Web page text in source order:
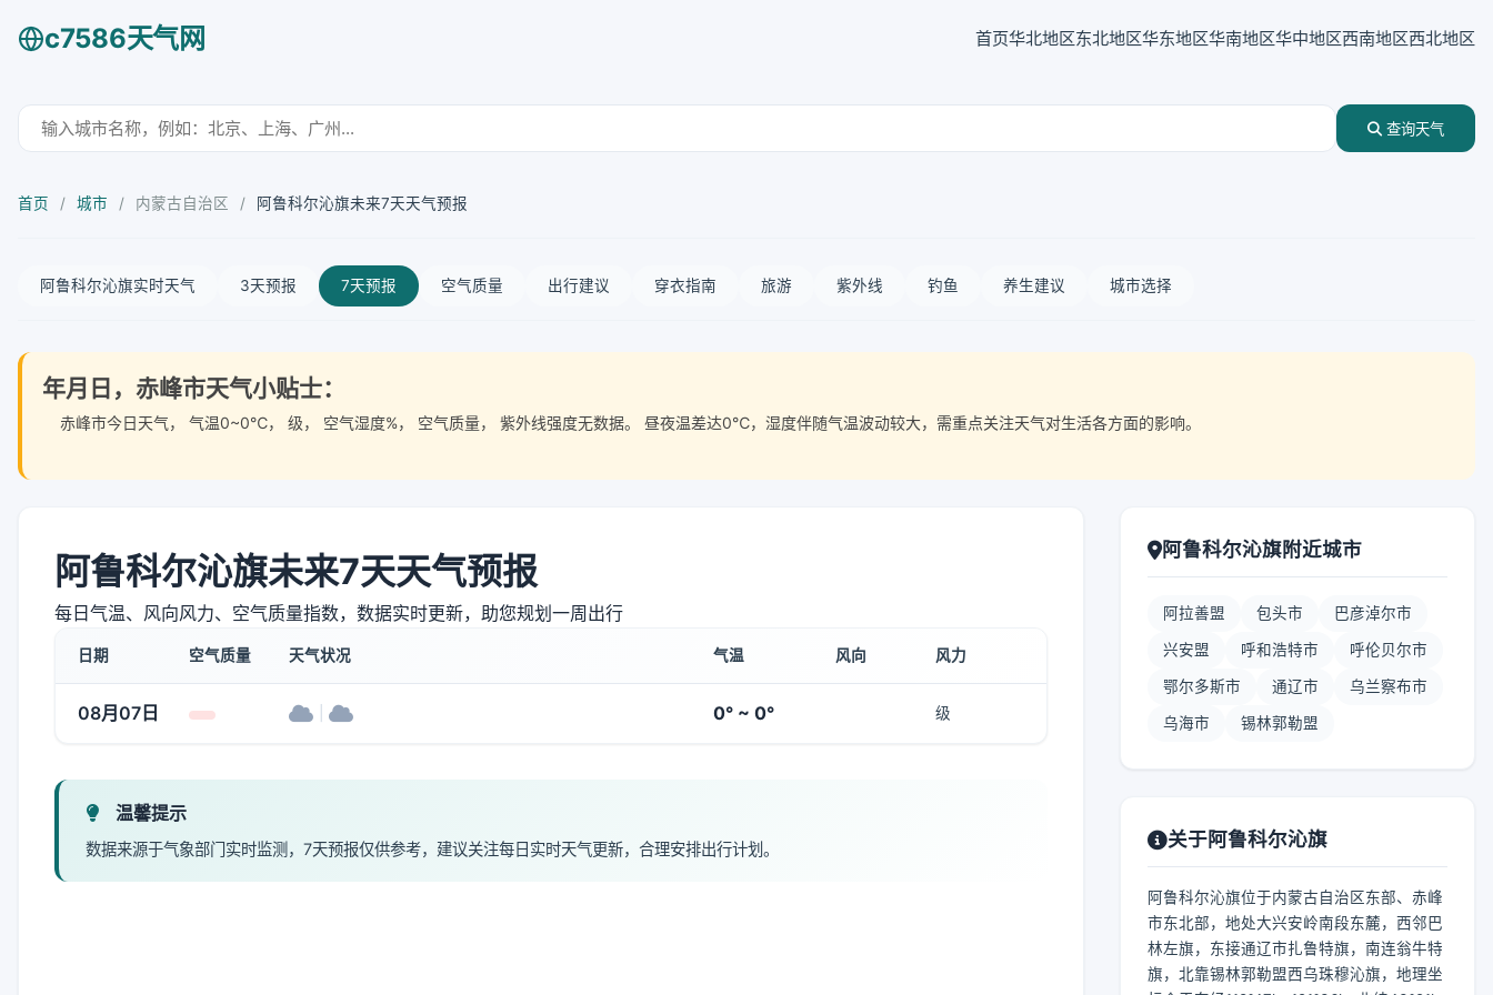
c7586天气网 首页华北地区东北地区华东地区华南地区华中地区西南地区西北地区
查询天气
首页 / 城市 / 内蒙古自治区 / 阿鲁科尔沁旗未来7天天气预报
阿鲁科尔沁旗实时天气 3天预报 7天预报 空气质量 出行建议 穿衣指南 旅游 紫外线 钓鱼 养生建议 城市选择
年月日，赤峰市天气小贴士：
赤峰市今日天气， 气温0~0℃， 级， 空气湿度%， 空气质量， 紫外线强度无数据。 昼夜温差达0℃，湿度伴随气温波动较大，需重点关注天气对生活各方面的影响。
阿鲁科尔沁旗未来7天天气预报
每日气温、风向风力、空气质量指数，数据实时更新，助您规划一周出行
日期 空气质量 天气状况 气温 风向 风力
08月07日 0° ~ 0° 级
温馨提示
数据来源于气象部门实时监测，7天预报仅供参考，建议关注每日实时天气更新，合理安排出行计划。
阿鲁科尔沁旗附近城市
阿拉善盟 包头市 巴彦淖尔市
兴安盟 呼和浩特市 呼伦贝尔市
鄂尔多斯市 通辽市 乌兰察布市
乌海市 锡林郭勒盟
关于阿鲁科尔沁旗
阿鲁科尔沁旗位于内蒙古自治区东部、赤峰
市东北部，地处大兴安岭南段东麓，西邻巴
林左旗，东接通辽市扎鲁特旗，南连翁牛特
旗，北靠锡林郭勒盟西乌珠穆沁旗，地理坐